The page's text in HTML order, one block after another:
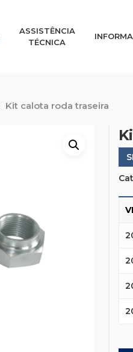
ASSISTÊNCIA
TÉCNICA
Kit calota roda traseira